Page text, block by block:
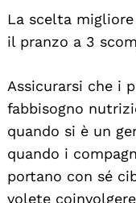
La scelta
il pranzo a 3
Assicurarsi che i
fabbisogno
quando si è un
quando i
portano con sé
volete